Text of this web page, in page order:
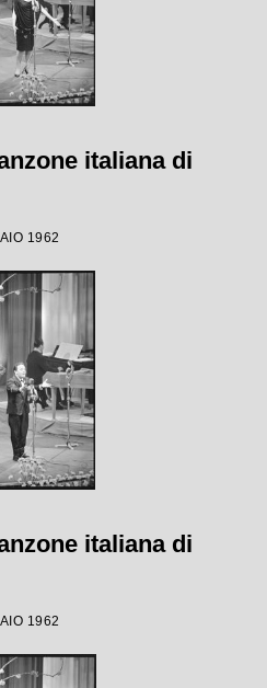
italiana di
1962
italiana di
1962